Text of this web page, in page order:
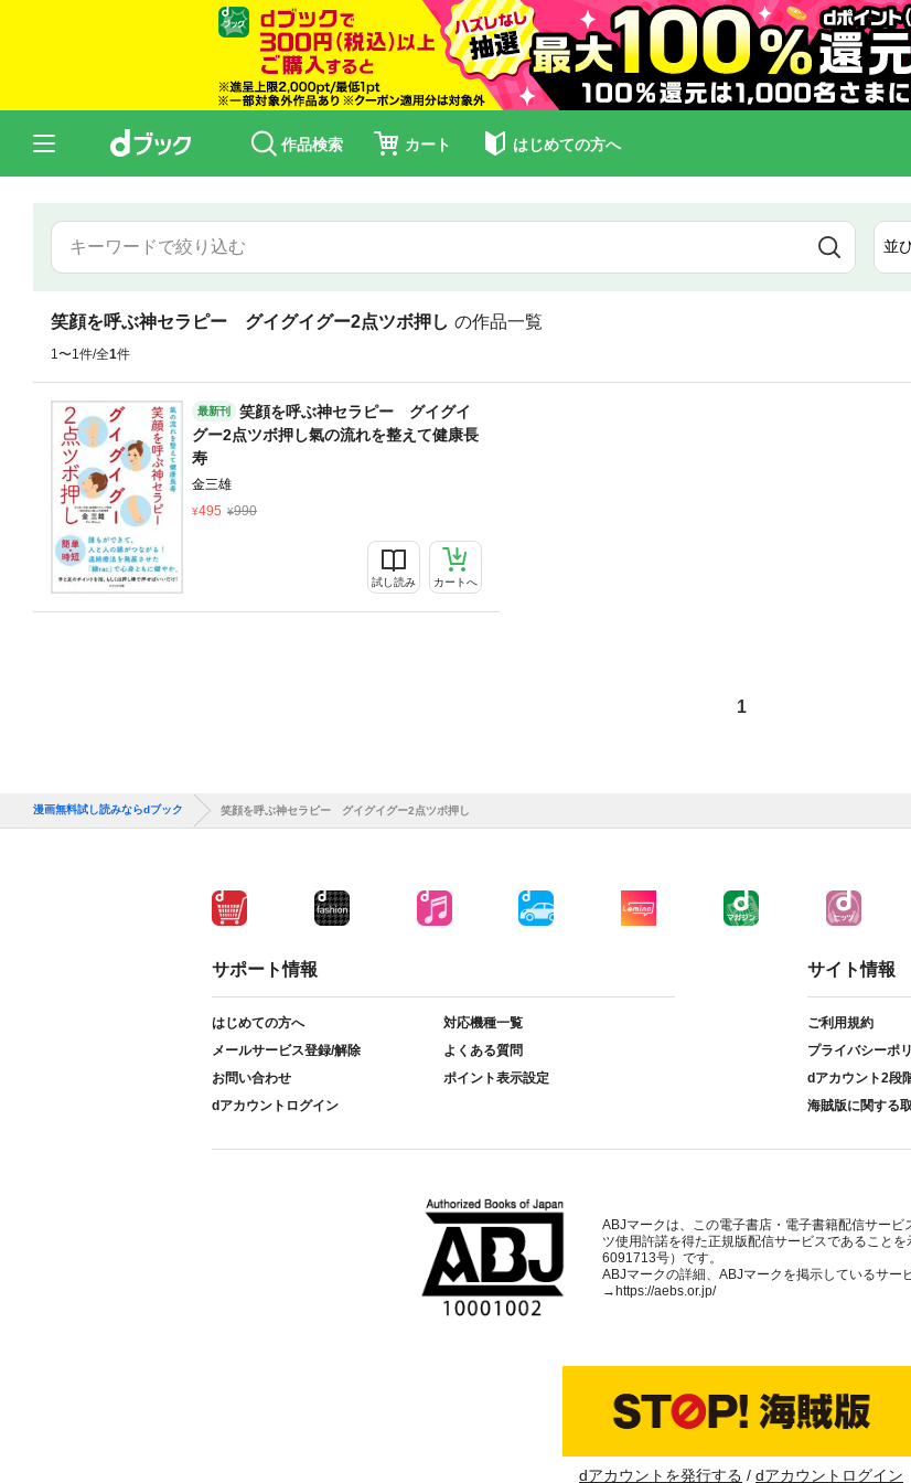
作品検索 カート はじめての方へ
笑顔を呼ぶ神セラピー グイグイグー2点ツボ押し の作品一覧
1〜1件/全1件
最新刊
笑顔を呼ぶ神セラピー グイグイ
グー2点ツボ押し氣の流れを整えて健康長
寿
金三雄
495
990
試し読み カートへ
1
漫画無料試し読みならdブック 笑顔を呼ぶ神セラピー グイグイグー2点ツボ押し
サポート情報
はじめての方へ
対応機種一覧
メールサービス登録/解除
よくある質問
お問い合わせ
ポイント表示設定
dアカウントログイン
サイト情報
ご利用規約
プライバシーポ
dアカウント2段
海賊版に関する
ABJマークは、この電子書店・電子書籍配信サービ
ツ使用許諾を得た正規版配信サービスであること
6091713号）です。
ABJマークの詳細、ABJマークを掲示しているサー
→https://aebs.or.jp/
dアカウントを発行する dアカウントログイン